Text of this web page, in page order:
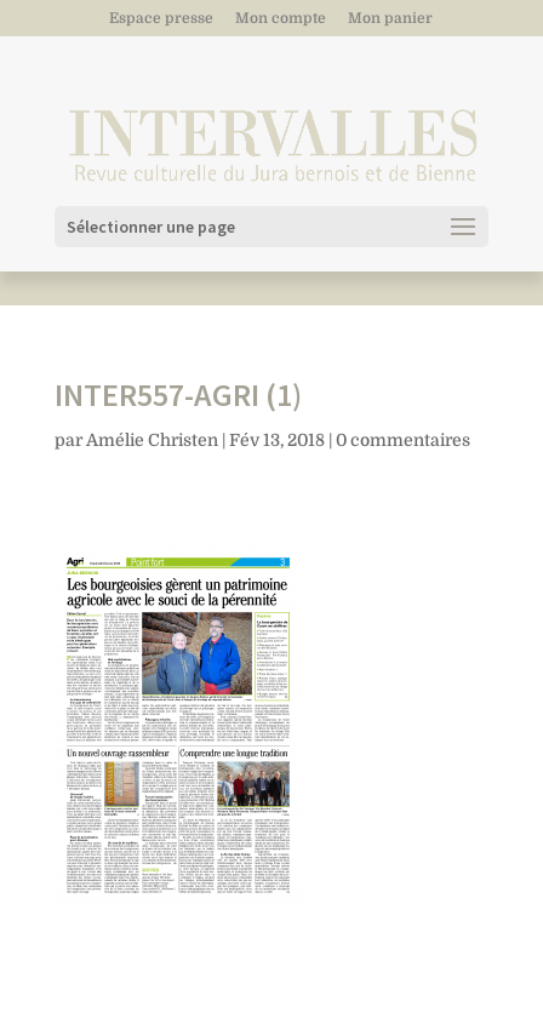
Espace presse Mon compte Mon panier
Sélectionner une page
INTER557-AGRI (1)
parAmélie Christen | Fév 13, 2018| 0 commentaires